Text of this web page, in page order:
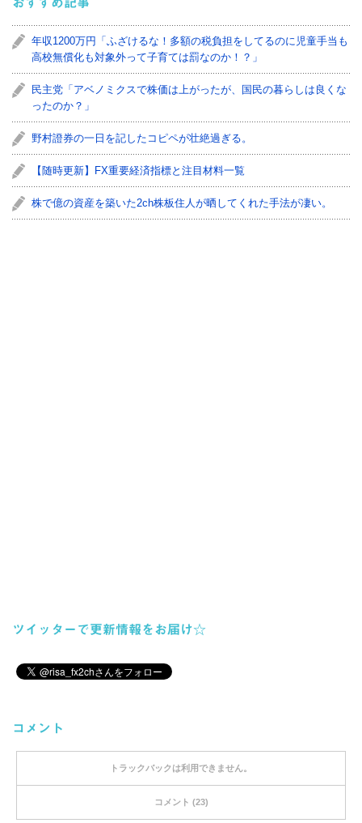
年収1200万円「ふざけるな！多額の税負担をしてるのに児童手当も
高校無償化も対象外って子育ては罰なのか！？」
民主党「アベノミクスで株価は上がったが、国民の暮らしは良くな
ったのか？」
野村證券の一日を記したコピペが壮絶過ぎる。
【随時更新】FX重要経済指標と注目材料一覧
株で億の資産を築いた2ch株板住人が晒してくれた手法が凄い。
ツイッターで更新情報をお届け☆
コメント
トラックバックは利用できません。
コメント (23)